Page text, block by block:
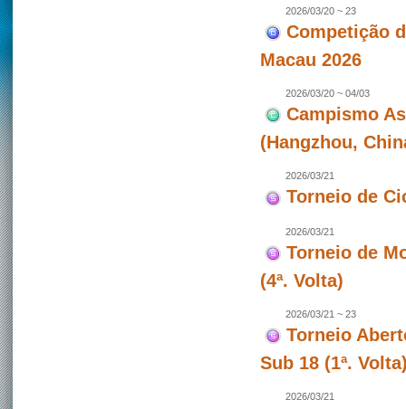
2026/03/20 ~ 23
Competição
Macau 2026
2026/03/20 ~ 04/03
Campismo
(Hangzhou,
2026/03/21
Torneio de
2026/03/21
Torneio de
(4ª. Volta)
2026/03/21 ~ 23
Torneio
Sub 18 (1ª.
2026/03/21